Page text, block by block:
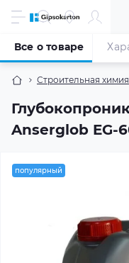
Строительная химия
Anserglob EG-
Все о товаре
популярный